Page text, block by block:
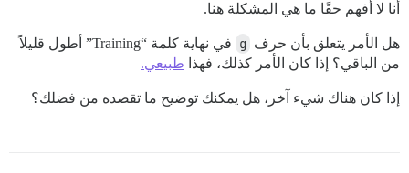
أنا لا أفهم حقًا ما هي المشكلة هنا.
هل الأمر يتعلق بأن حرف g
في نهاية كلمة “Training” أطول قليلاً
من الباقي؟ إذا كان الأمر كذلك، فهذا طبيعي.
إذا كان هناك شيء آخر، هل يمكنك توضيح ما تقصده من فضلك؟